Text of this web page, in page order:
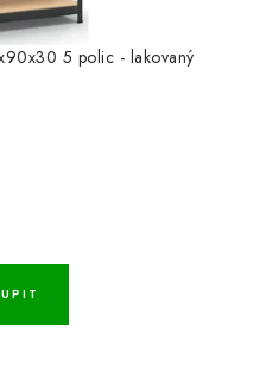
5 polic - lakovaný